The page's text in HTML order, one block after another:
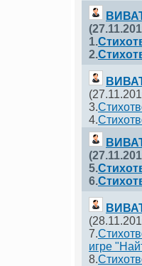
1.
2.
3.
4.
5.
6.
7.
игре
8.